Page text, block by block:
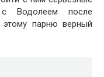
с Водолеем после
этому парню верный